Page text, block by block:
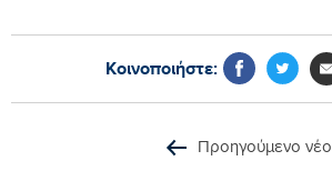
Κοινοποιήστε:
Προηγούμενο νέο